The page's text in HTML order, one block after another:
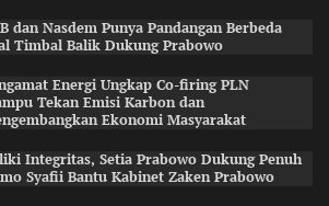
dan Nasdem Punya Pandangan Berbeda
Timbal Balik Dukung Prabowo
Energi Ungkap Co-firing PLN
Tekan Emisi Karbon dan
Ekonomi Masyarakat
Integritas, Setia Prabowo Dukung Penuh
Syafii Bantu Kabinet Zaken Prabowo